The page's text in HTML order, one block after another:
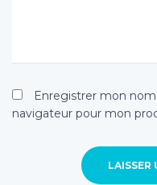
Enregistrer mon
navigateur pour mon